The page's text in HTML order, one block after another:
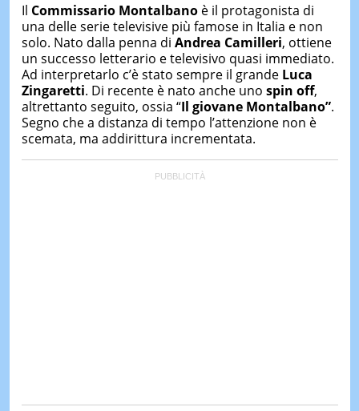
DI
IERI
Il Commissario Montalbanoè il protagonista di
una delle serie televisive più famose in Italia e non
solo. Nato dalla penna di Andrea Camilleri, ottiene
un successo letterario e televisivo quasi immediato.
Ad interpretarlo c’è stato sempre il grande Luca
Zingaretti. Di recente è nato anche uno spin off,
altrettanto seguito, ossia “Il giovane Montalbano”.
Segno che a distanza di tempo l’attenzione non è
scemata, ma addirittura incrementata.